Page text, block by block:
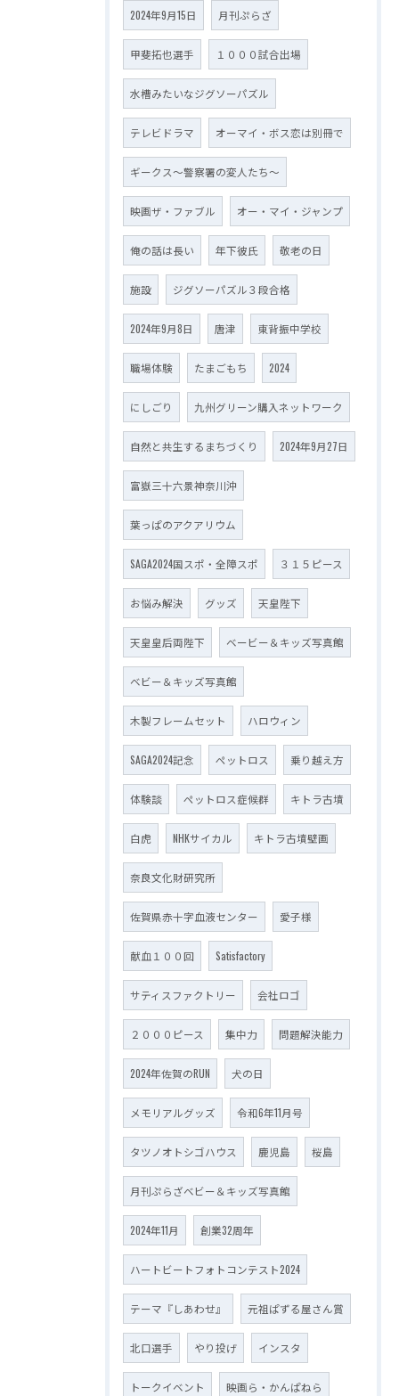
2024年9月15日 月刊ぷらざ
甲斐拓也選手 １０００試合出場
水槽みたいなジグソーパズル
テレビドラマ オーマイ・ボス恋は別冊で
ギークス～警察署の変人たち～
映画ザ・ファブル オー・マイ・ジャンプ
俺の話は長い 年下彼氏 敬老の日
施設 ジグソーパズル３段合格
2024年9月8日 唐津 東背振中学校
職場体験 たまごもち 2024
にしごり 九州グリーン購入ネットワーク
自然と共生するまちづくり 2024年9月27日
富嶽三十六景神奈川沖
葉っぱのアクアリウム
SAGA2024国スポ・全障スポ ３１５ピース
お悩み解決 グッズ 天皇陛下
天皇皇后両陛下 ベービー＆キッズ写真館
ベビー＆キッズ写真館
木製フレームセット ハロウィン
SAGA2024記念 ペットロス 乗り越え方
体験談 ペットロス症候群 キトラ古墳
白虎 NHKサイカル キトラ古墳壁画
奈良文化財研究所
佐賀県赤十字血液センター 愛子様
献血１００回 Satisfactory
サティスファクトリー 会社ロゴ
２０００ピース 集中力 問題解決能力
2024年佐賀のRUN 犬の日
メモリアルグッズ 令和6年11月号
タツノオトシゴハウス 鹿児島 桜島
月刊ぷらざベビー＆キッズ写真館
2024年11月 創業32周年
ハートビートフォトコンテスト2024
テーマ『しあわせ』 元祖ぱずる屋さん賞
北口選手 やり投げ インスタ
トークイベント 映画ら・かんぱねら